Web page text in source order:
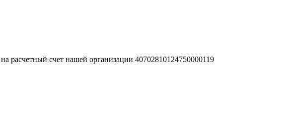
счет нашей организации 40702810124750000119